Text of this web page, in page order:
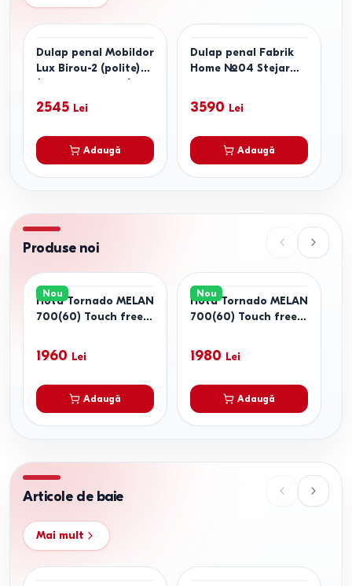
Dulap penal Mobildor
Lux Birou-2 (polite)
(40x40x210H cm) Alb
2545 Lei
Adaugă
Dulap penal Fabrik
Home №04 Stejar
3590 Lei
Adaugă
Produse noi
Nou
Hota Tornado MELAN
700(60) Touch free
1960 Lei
Adaugă
Nou
Hota Tornado MELAN
700(60) Touch free
1980 Lei
Adaugă
Articole de baie
Mai mult